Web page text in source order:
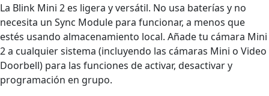
La Blink Mini 2 es ligera y versátil. No usa baterías y no
necesita un Sync Module para funcionar, a menos que
estés usando almacenamiento local. Añade tu cámara Mini
2 a cualquier sistema (incluyendo las cámaras Mini o Video
Doorbell) para las funciones de activar, desactivar y
programación en grupo.